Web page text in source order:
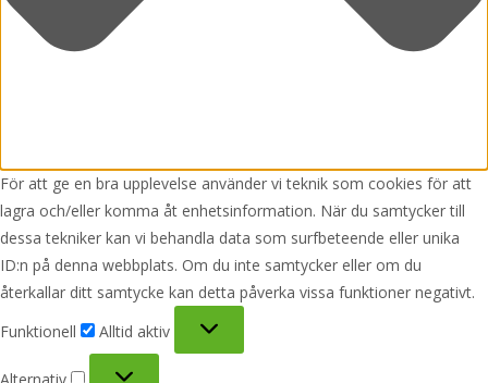
För att ge en bra upplevelse använder vi teknik som cookies för att
lagra och/eller komma åt enhetsinformation. När du samtycker till
dessa tekniker kan vi behandla data som surfbeteende eller unika
ID:n på denna webbplats. Om du inte samtycker eller om du
återkallar ditt samtycke kan detta påverka vissa funktioner negativt.
Funktionell
Alltid aktiv
Alternativ